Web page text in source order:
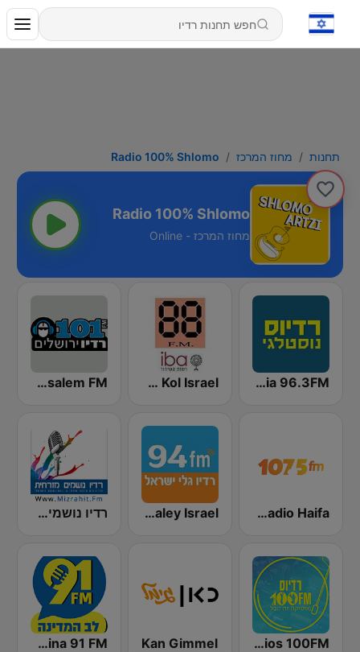
תחנות מחוז המרכז Radio 100% Shlomo
Radio 100% Shlomo
מחוז המרכז - Online
Radios Nostalgia 96.3FM (רדיוס נוסטלגי) IBA 88FM Kol Israel Jerusalem FM (רדיו ירושלים)
Radio Haifa (רדיו חיפה) Radio Galey Israel (רדיו גלי ישראל) רדיו נושמים מזרחית (Mizrahit Fm)
Radios 100FM (רדיוס) Kan Gimmel Radio Lev HaMedina 91 FM (לב המדינה)